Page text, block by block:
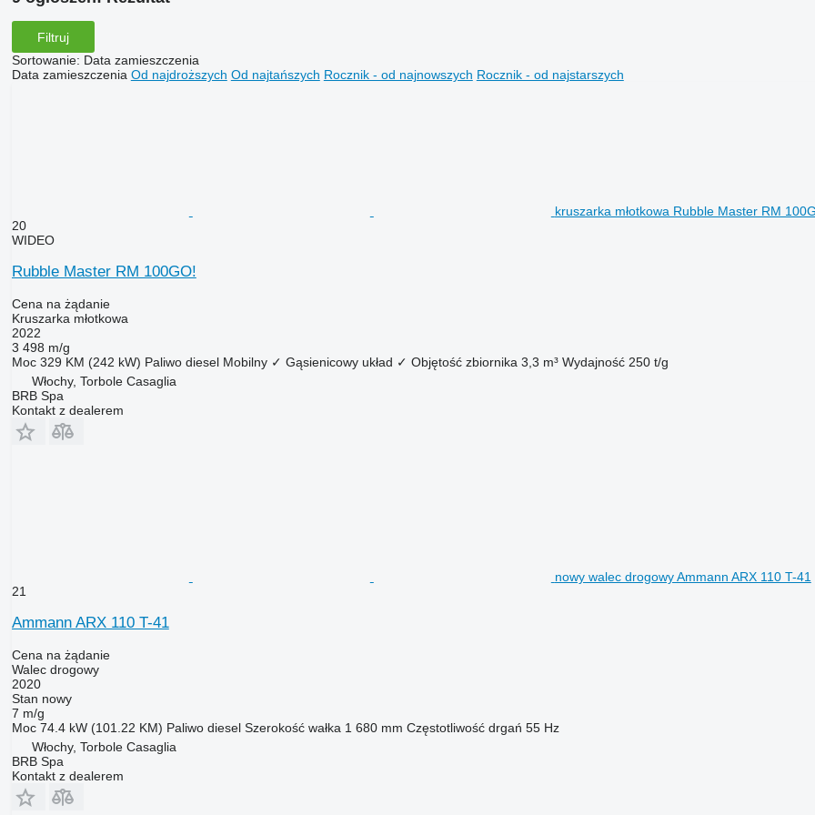
Filtruj
Sortowanie: Data zamieszczenia
Data zamieszczenia Od najdroższych Od najtańszych Rocznik - od najnowszych Rocznik - od najstarszych
kruszarka młotkowa Rubble Master RM
20
WIDEO
Rubble Master RM 100GO!
Cena na żądanie
Kruszarka młotkowa
2022
3 498 m/g
Moc 329 KM (242 kW) Paliwo diesel Mobilny ✓ Gąsienicowy układ ✓ Objętość zbiornika 3,3 m³ Wydajność 250 t/g
Włochy, Torbole Casaglia
BRB Spa
Kontakt z dealerem
nowy walec drogowy Ammann ARX 110 T-41
21
Ammann ARX 110 T-41
Cena na żądanie
Walec drogowy
2020
Stan nowy
7 m/g
Moc 74.4 kW (101.22 KM) Paliwo diesel Szerokość wałka 1 680 mm Częstotliwość drgań 55 Hz
Włochy, Torbole Casaglia
BRB Spa
Kontakt z dealerem